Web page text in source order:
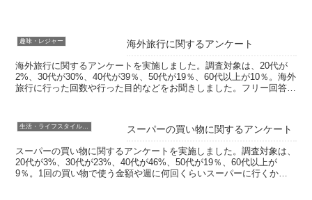
趣味・レジャー 海外旅行に関するアンケート
海外旅行に関するアンケートを実施しました。調査対象は、20代が
2%、30代が30%、40代が39％、50代が19％、60代以上が10％。海外
旅行に行った回数や行った目的などをお聞きしました。フリー回答で
スーパーの買い物に関するアンケート
スーパーの買い物に関するアンケートを実施しました。調査対象は、
20代が3%、30代が23%、40代が46%、50代が19％、60代以上が
9％。1回の買い物で使う金額や週に何回くらいスーパーに行くかな